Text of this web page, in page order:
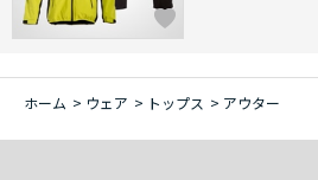
ホーム > ウェア > トップス > アウター